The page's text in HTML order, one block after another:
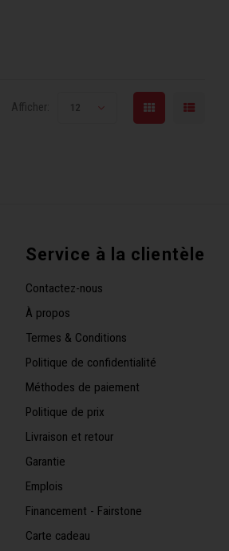
Afficher: 12
Service à la clientèle
Contactez-nous
À propos
Termes & Conditions
Politique de confidentialité
Méthodes de paiement
Politique de prix
Livraison et retour
Garantie
Emplois
Financement - Fairstone
Carte cadeau